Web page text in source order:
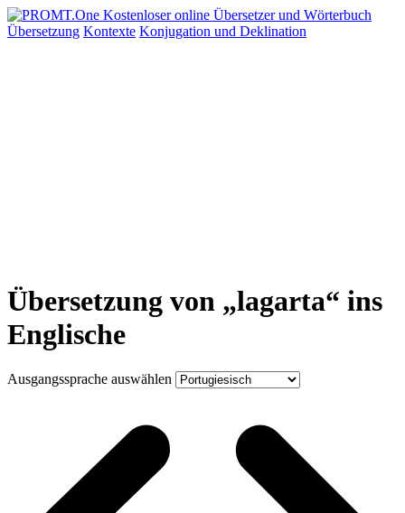
Übersetzung Kontexte Konjugation und Deklination
Übersetzung von „lagarta“ ins
Englische
Ausgangssprache auswählen